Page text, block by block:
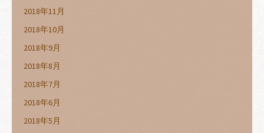
2018年11月
2018年10月
2018年9月
2018年8月
2018年7月
2018年6月
2018年5月